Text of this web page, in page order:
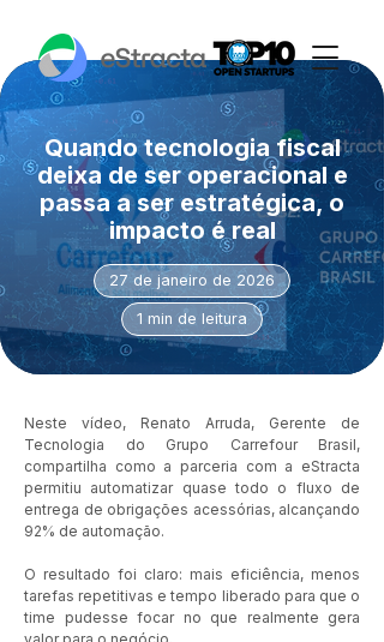
Quando tecnologia fiscal
deixa de ser operacional e
passa a ser estratégica, o
impacto é real
27 de janeiro de 2026
1 min de leitura
Neste vídeo, Renato Arruda, Gerente de
Tecnologia do Grupo Carrefour Brasil,
compartilha como a parceria com a eStracta
permitiu automatizar quase todo o fluxo de
entrega de obrigações acessórias, alcançando
92% de automação.
O resultado foi claro: mais eficiência, menos
tarefas repetitivas e tempo liberado para que o
time pudesse focar no que realmente gera